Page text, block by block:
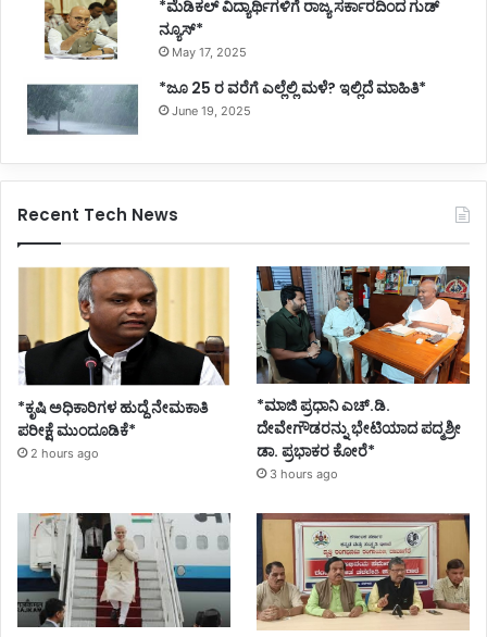
*ಮೆಡಿಕಲ್ ವಿದ್ಯಾರ್ಥಿಗಳಿಗೆ ರಾಜ್ಯ ಸರ್ಕಾರದಿಂದ ಗುಡ್
ನ್ಯೂಸ್*
May 17, 2025
*ಜೂ 25 ರ ವರೆಗೆ ಎಲ್ಲೆಲ್ಲಿ ಮಳೆ? ಇಲ್ಲಿದೆ ಮಾಹಿತಿ*
June 19, 2025
Recent Tech News
*ಕೃಷಿ ಅಧಿಕಾರಿಗಳ ಹುದ್ದೆ ನೇಮಕಾತಿ
ಪರೀಕ್ಷೆ ಮುಂದೂಡಿಕೆ*
2 hours ago
*ಮಾಜಿ ಪ್ರಧಾನಿ ಎಚ್.ಡಿ.
ದೇವೇಗೌಡರನ್ನು ಭೇಟಿಯಾದ ಪದ್ಮಶ್ರೀ
ಡಾ. ಪ್ರಭಾಕರ ಕೋರೆ*
3 hours ago